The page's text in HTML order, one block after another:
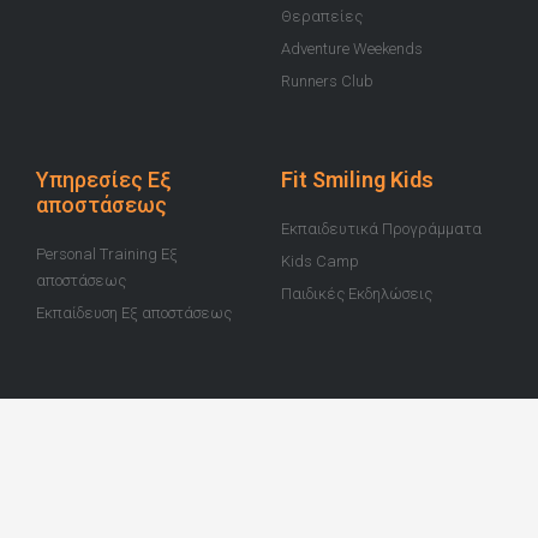
Θεραπείες
Adventure Weekends
Runners Club
Υπηρεσίες Εξ
αποστάσεως
Personal Training Εξ
αποστάσεως
Εκπαίδευση Εξ αποστάσεως
Fit Smiling Kids
Εκπαιδευτικά Προγράμματα
Kids Camp
Παιδικές Εκδηλώσεις